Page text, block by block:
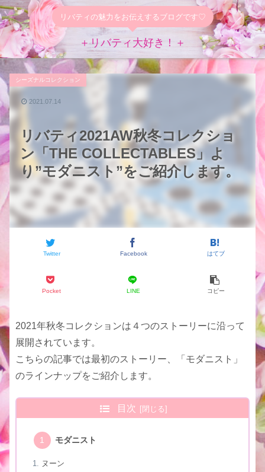
リバティの魅力をお伝えするブログです♡
＋リバティ大好き！＋
リバティ2021AW秋冬コレクショ
ン「THE COLLECTABLES」よ
り”モダニスト”をご紹介します。
シーズナルコレクション
Twitter Facebook はてブ
Pocket LINE コピー
2021.07.14
2021年秋冬コレクションは４つのストーリーに沿って
展開されています。
こちらの記事では最初のストーリー、「モダニスト」
のラインナップをご紹介します。
目次
モダニスト
ヌーン